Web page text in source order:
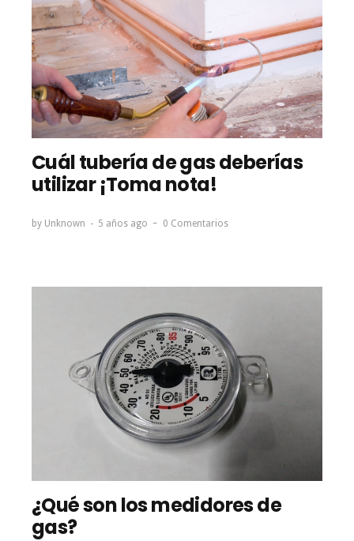
Cuál tubería de gas deberías
utilizar ¡Toma nota!
by Unknown 5 años ago 0 Comentarios
¿Qué son los medidores de
gas?